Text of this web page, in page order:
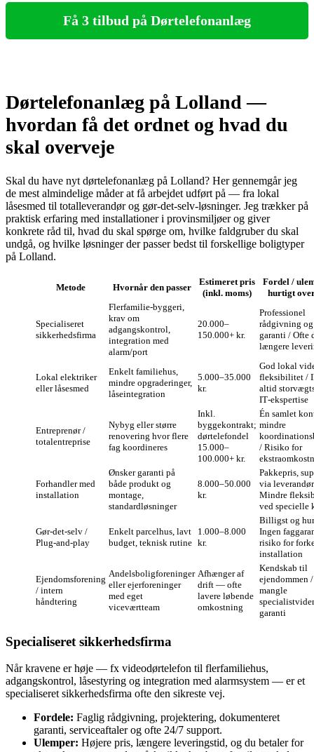
Få 3 tilbud på Dørtelefonanlæg
Dørtelefonanlæg på Lolland —
hvordan få det ordnet og hvad du
skal overveje
Skal du have nyt dørtelefonanlæg på Lolland? Her gennemgår jeg
de mest almindelige måder at få arbejdet udført på — fra lokal
låsesmed til totalleverandør og gør‑det‑selv‑løsninger. Jeg trækker på
praktisk erfaring med installationer i provinsmiljøer og giver
konkrete råd til, hvad du skal spørge om, hvilke faldgruber du skal
undgå, og hvilke løsninger der passer bedst til forskellige boligtyper
på Lolland.
Metode Hvornår den passer
Estimeret pris
(inkl. moms)
Fordel /
hurtigt
Specialiseret
sikkerhedsfirma
Flerfamilie‑byggeri,
krav om
adgangskontrol,
integration med
alarm/port
20.000–
150.000+ kr.
Professionel
rådgivning og
garanti / Ofte
længere
Lokal elektriker
eller låsesmed
Enkelt familiehus,
mindre opgraderinger,
låseintegration
5.000–35.000
kr.
God lokal
fleksibilitet /
altid
IT‑ekspertise
Entreprenør /
totalentreprise
Nybyg eller større
renovering hvor flere
fag koordineres
Inkl.
byggekontrakt;
dørtelefondel
15.000–
100.000+ kr.
Én samlet
mindre
/ Risiko for
Forhandler med
installation
Ønsker garanti på
både produkt og
montage,
standardløsninger
8.000–50.000
kr.
Pakkepris,
via
Mindre
ved specielle
Gør‑det‑selv /
Plug‑and‑play
Enkelt parcelhus, lavt
budget, teknisk rutine
1.000–8.000
kr.
Billigst og
Ingen
risiko for
installation
Ejendomsforening
/ intern
håndtering
Andelsboligforeninger
eller ejerforeninger
med eget
viceværtteam
Afhænger af
drift — ofte
lavere løbende
omkostning
Kendskab til
ejendommen
mangle
garanti
Specialiseret sikkerhedsfirma
Når kravene er høje — fx videodørtelefon til flerfamiliehus,
adgangskontrol, låsestyring og integration med alarmsystem — er et
specialiseret sikkerhedsfirma ofte den sikreste vej.
Fordele: Faglig rådgivning, projektering, dokumenteret
garanti, serviceaftaler og ofte 24/7 support.
Ulemper: Højere pris, længere leveringstid, og du betaler for